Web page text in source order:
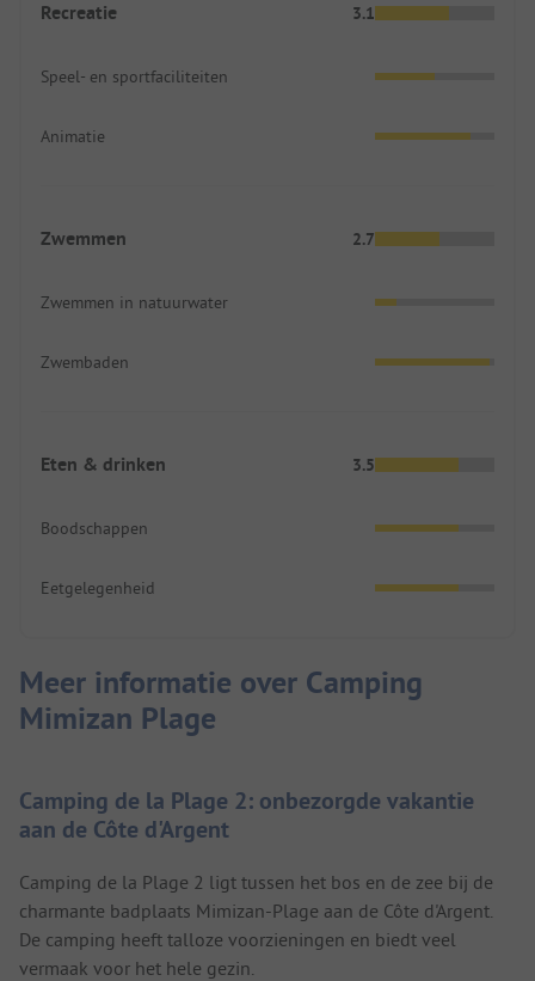
Recreatie 3.1
Speel- en sportfaciliteiten
Animatie
Zwemmen 2.7
Zwemmen in natuurwater
Zwembaden
Eten & drinken 3.5
Boodschappen
Eetgelegenheid
Meer informatie over Camping
Mimizan Plage
Camping de la Plage 2: onbezorgde vakantie
aan de Côte d'Argent
Camping de la Plage 2 ligt tussen het bos en de zee bij de
charmante badplaats Mimizan-Plage aan de Côte d'Argent.
De camping heeft talloze voorzieningen en biedt veel
vermaak voor het hele gezin.